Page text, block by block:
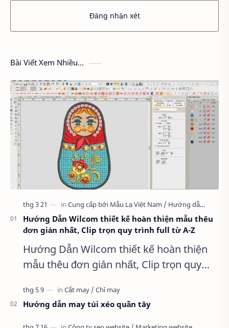
Đăng nhận xét
Bài Viết Xem Nhiều...
Hướng Dẫn Wilcom thiết kế hoàn thiện mẫu thêu
đơn giản nhất, Clip trọn quy trình full từ A-Z
Hướng Dẫn Wilcom thiết kế hoàn thiện
mẫu thêu đơn giản nhất, Clip trọn quy
thuật mới vào nghề, clip thực hành t…
Hướng dẫn may túi xéo quần tây